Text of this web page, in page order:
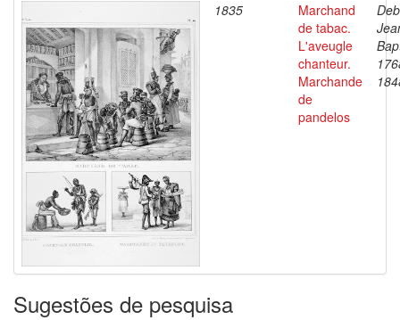
1835
Marchand
de tabac.
L'aveugle
chanteur.
Marchande
de
pandelos
Sugestões de pesquisa